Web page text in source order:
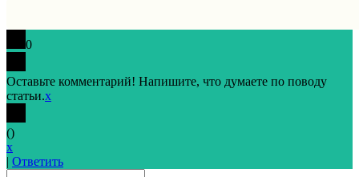
0
Оставьте комментарий! Напишите, что думаете по поводу
статьи.x
()
x
| Ответить